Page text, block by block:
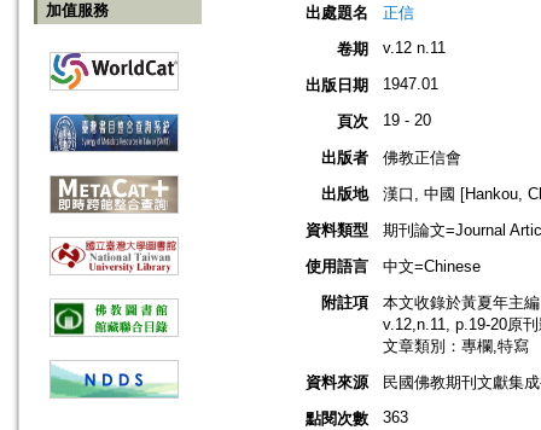
加值服務
出處題名
正信
卷期
v.12 n.11
出版日期 1947.01
頁次 19 - 20
出版者
佛教正信會
出版地
漢口, 中國 [Hankou,
資料類型
期刊論文=Journal
使用語言
中文=Chinese
附註項
本文收錄於黃夏年主
v.12,n.11, p.19-20原
文章類別：專欄,特寫
資料來源
民國佛教期刊文獻集
點閱次數
363